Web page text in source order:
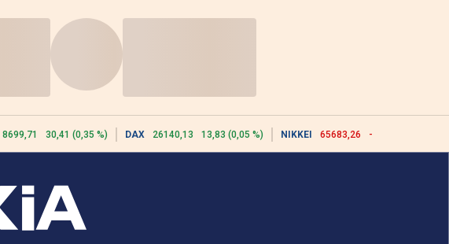
8699,71 30,41 (0,35 %) DAX 26140,13 13,83 (0,05 %) NIKKEI 65683,26 -617,18 (-0,93 %)